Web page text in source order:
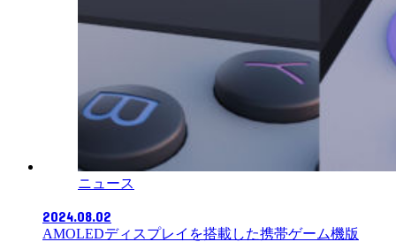
ニュース
2024.08.02
AMOLEDディスプレイを搭載した携帯ゲーム機版